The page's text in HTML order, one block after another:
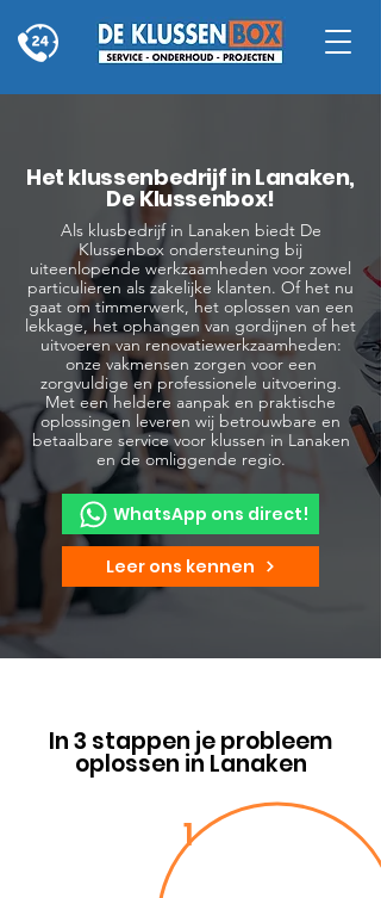
Het klussenbedrijf in Lanaken,
De Klussenbox!
Als klusbedrijf in Lanaken biedt De
Klussenbox ondersteuning bij
uiteenlopende werkzaamheden voor zowel
particulieren als zakelijke klanten. Of het nu
gaat om timmerwerk, het oplossen van een
lekkage, het ophangen van gordijnen of het
uitvoeren van renovatiewerkzaamheden:
onze vakmensen zorgen voor een
zorgvuldige en professionele uitvoering.
Met een heldere aanpak en praktische
oplossingen leveren wij betrouwbare en
betaalbare service voor klussen in Lanaken
en de omliggende regio.
WhatsApp ons direct!
Leer ons kennen
In 3 stappen je probleem
oplossen in Lanaken
1